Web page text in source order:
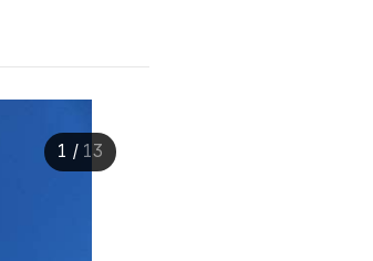
1 / 13